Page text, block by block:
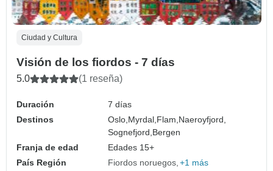
Ciudad y Cultura
Visión de los fiordos - 7 días
5.0 (1 reseña)
Duración
7 días
Destinos
Oslo,Myrdal,Flam,Naeroyfjord,
Sognefjord,Bergen
Franja de edad
Edades 15+
País Región
Fiordos noruegos +1 más